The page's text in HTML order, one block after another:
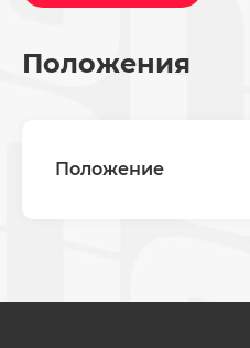
Положения
Положение